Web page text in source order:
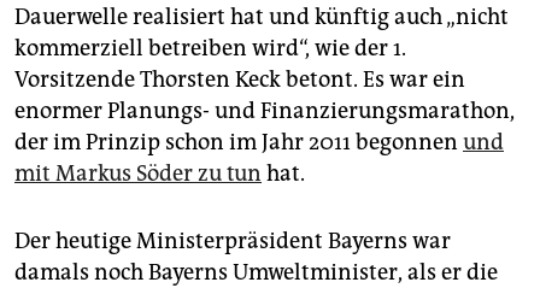
Dauerwelle realisiert hat und künftig auch „nicht
kommerziell betreiben wird“, wie der 1.
Vorsitzende Thorsten Keck betont. Es war ein
enormer Planungs- und Finanzierungsmarathon,
der im Prinzip schon im Jahr 2011 begonnen und
mit Markus Söder zu tun hat.
Der heutige Ministerpräsident Bayerns war
damals noch Bayerns Umweltminister, als er die